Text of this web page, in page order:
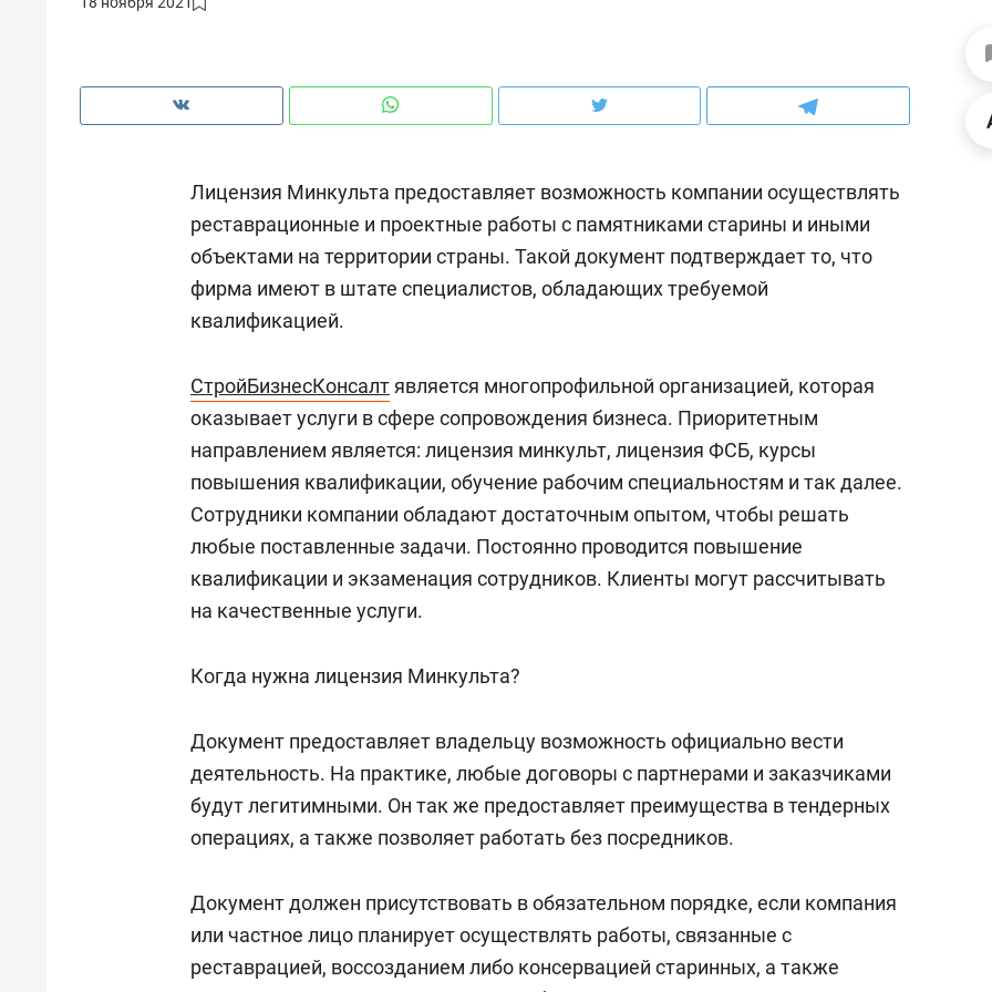
Лицензия Минкульта предоставляет возможность компании осуществлять
реставрационные и проектные работы с памятниками старины и иными
объектами на территории страны. Такой документ подтверждает то, что
фирма имеют в штате специалистов, обладающих требуемой
квалификацией.
СтройБизнесКонсалт является многопрофильной организацией, которая
оказывает услуги в сфере сопровождения бизнеса. Приоритетным
направлением является: лицензия минкульт, лицензия ФСБ, курсы
повышения квалификации, обучение рабочим специальностям и так далее.
Сотрудники компании обладают достаточным опытом, чтобы решать
любые поставленные задачи. Постоянно проводится повышение
квалификации и экзаменация сотрудников. Клиенты могут рассчитывать
на качественные услуги.
Когда нужна лицензия Минкульта?
Документ предоставляет владельцу возможность официально вести
деятельность. На практике, любые договоры с партнерами и заказчиками
будут легитимными. Он так же предоставляет преимущества в тендерных
операциях, а также позволяет работать без посредников.
Документ должен присутствовать в обязательном порядке, если компания
или частное лицо планирует осуществлять работы, связанные с
реставрацией, воссозданием либо консервацией старинных, а также
налогах и развитии без
Рекомендуем
Оставить шум за волной: как
строят тишину в казанском
ЖК «Заря»
Психотерапевт «Фороса»:
«Директорский невроз» –
когда человек не считает
свою сверхнагрузку
стрессом»
Рекомендуем
Наседкина: «Ремонт
с мебелью за 2
для меня это